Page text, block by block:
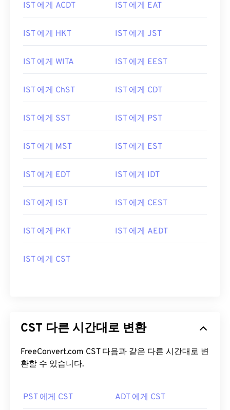
IST 에게 ACDT IST 에게 EAT
IST 에게 HKT IST 에게 JST
IST 에게 WITA IST 에게 EEST
IST 에게 ChST IST 에게 CDT
IST 에게 SST IST 에게 PST
IST 에게 MST IST 에게 EST
IST 에게 EDT IST 에게 IDT
IST 에게 IST IST 에게 CEST
IST 에게 PKT IST 에게 AEDT
IST 에게 CST
CST 다른 시간대로 변환
FreeConvert.com CST 다음과 같은 다른 시간대로 변
환할 수 있습니다.
PST 에게 CST ADT 에게 CST